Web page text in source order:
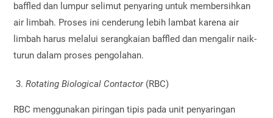
baffled dan lumpur selimut penyaring untuk membersihkan
air limbah. Proses ini cenderung lebih lambat karena air
limbah harus melalui serangkaian baffled dan mengalir naik-
turun dalam proses pengolahan.
Rotating Biological Contactor(RBC)
RBC menggunakan piringan tipis pada unit penyaringan